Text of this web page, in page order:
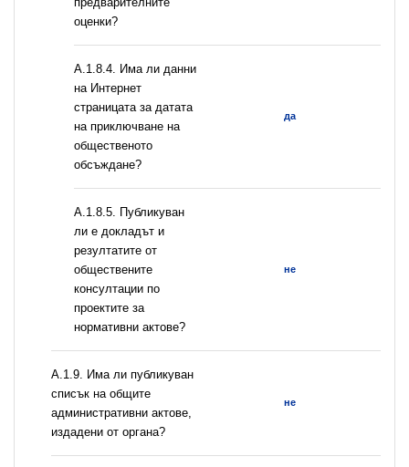
оценки?
A.1.8.4. Има ли данни
на Интернет
страницата за датата
на приключване на
общественото
обсъждане?
да
А.1.8.5. Публикуван
ли е докладът и
резултатите от
обществените
консултации по
проектите за
нормативни актове?
не
А.1.9. Има ли публикуван
списък на общите
административни актове,
издадени от органа?
не